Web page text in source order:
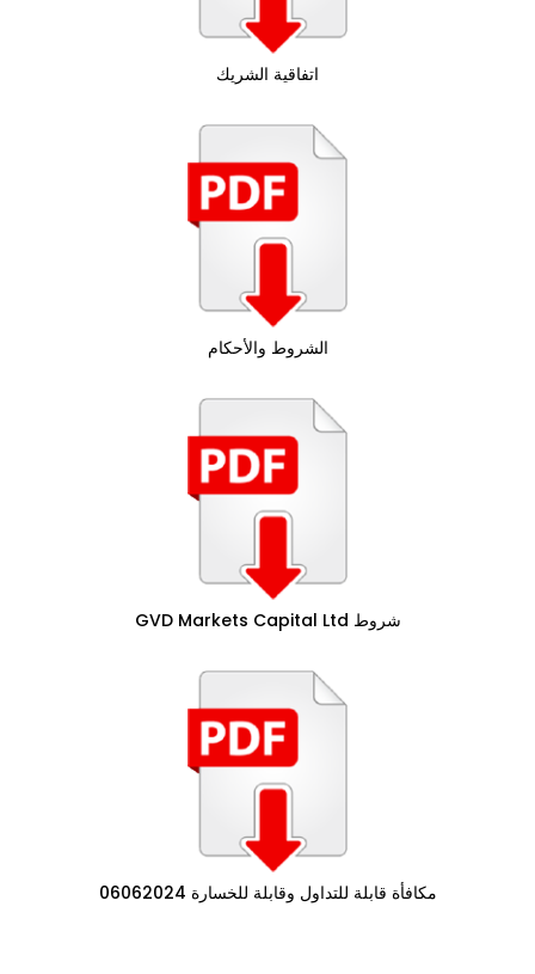
اتفاقية الشريك
الشروط والأحكام
شروط GVD Markets Capital Ltd
مكافأة قابلة للتداول وقابلة للخسارة 06062024